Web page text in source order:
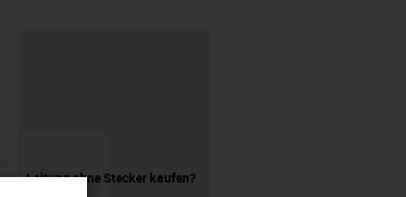
Leitung ohne Stecker kaufen?